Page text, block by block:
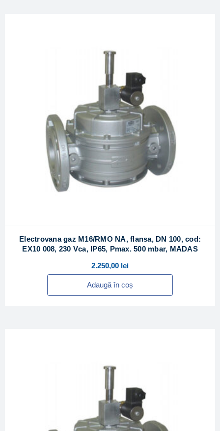
Electrovana gaz M16/RMO NA, flansa, DN 100, cod:
EX10 008, 230 Vca, IP65, Pmax. 500 mbar, MADAS
2.250,00 lei
Adaugă în coș